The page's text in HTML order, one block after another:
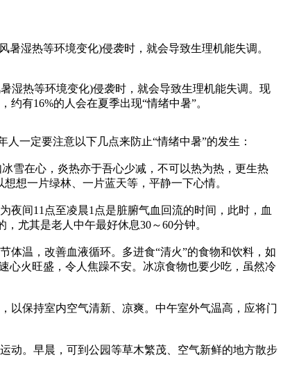
湿热等环境变化)侵袭时，就会导致生理机能失调。
湿热等环境变化)侵袭时，就会导致生理机能失调。现
有16%的人会在夏季出现“情绪中暑”。
一定要注意以下几点来防止“情绪中暑”的发生：
雪在心，炎热亦于吾心少减，不可以热为热，更生热
想一片绿林、一片蓝天等，平静一下心情。
间11点至凌晨1点是脏腑气血回流的时间，此时，血
尤其是老人中午最好休息30～60分钟。
温，改善血液循环。多进食“清火”的食物和饮料，如
心火旺盛，令人焦躁不安。冰凉食物也要少吃，虽然冷
以保持室内空气清新、凉爽。中午室外气温高，应将门
动。早晨，可到公园等草木繁茂、空气新鲜的地方散步